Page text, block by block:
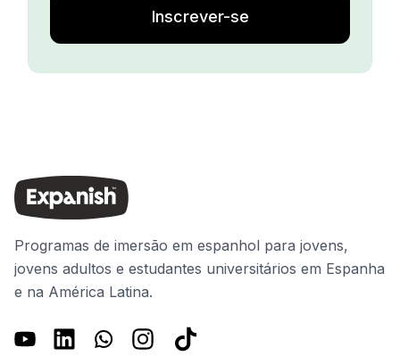
Inscrever-se
Programas de imersão em espanhol para jovens,
jovens adultos e estudantes universitários em Espanha
e na América Latina.